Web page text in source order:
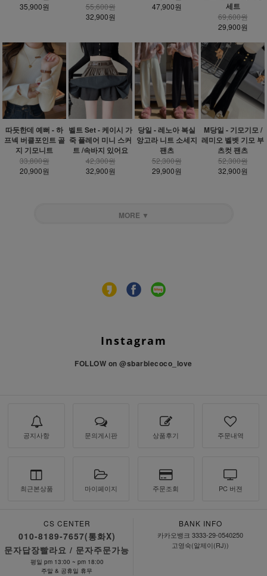
35,900원
55,600원
32,900원
47,900원
세트
69,600원
29,900원
따듯한데 예뻐 - 하
프넥 버클포인트 골
지 기모니트
33,800원
20,900원
벨트 Set - 케이시 가
죽 플레어 미니 스커
트 /속바지 있어요
42,300원
32,900원
당일 - 레노아 복실
앙고라 니트 소세지
팬츠
52,300원
29,900원
M당일 - 기모기모 /
레미오 벨벳 기모 부
츠컷 팬츠
52,300원
32,900원
MORE ▼
Instagram
FOLLOW on @sbarbiecoco_love
공지사항 문의게시판 상품후기 주문내역
최근본상품 마이페이지 주문조회 PC 버젼
CS CENTER
010-8189-7657(통화X)
문자답장빨라요 / 문자주문가능
평일 pm 13:00 ~ pm 18:00
주말 & 공휴일 휴무
BANK INFO
카카오뱅크 3333-29-0540250
고영숙(알제이(RJ))